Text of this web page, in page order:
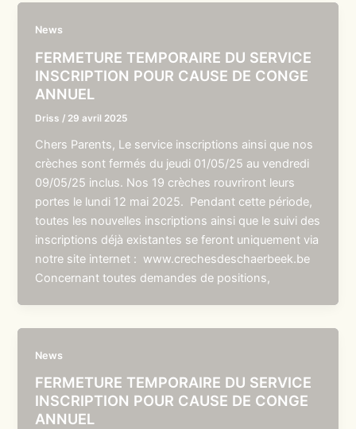
News
FERMETURE TEMPORAIRE DU SERVICE
INSCRIPTION POUR CAUSE DE CONGE
ANNUEL
Driss / 29 avril 2025
Chers Parents, Le service inscriptions ainsi que nos
crèches sont fermés du jeudi 01/05/25 au vendredi
09/05/25 inclus. Nos 19 crèches rouvriront leurs
portes le lundi 12 mai 2025. Pendant cette période,
toutes les nouvelles inscriptions ainsi que le suivi des
inscriptions déjà existantes se feront uniquement via
notre site internet : www.crechesdeschaerbeek.be
Concernant toutes demandes de positions,
News
FERMETURE TEMPORAIRE DU SERVICE
INSCRIPTION POUR CAUSE DE CONGE
ANNUEL